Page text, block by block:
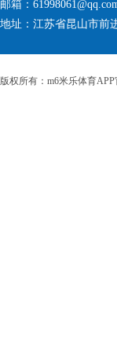
邮箱：
地址：江苏省昆山市前
版权所有：m6米乐体育